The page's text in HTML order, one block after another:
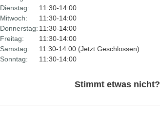
Dienstag:
11:30-14:00
Mitwoch:
11:30-14:00
Donnerstag: 11:30-14:00
Freitag:
11:30-14:00
Samstag:
11:30-14:00 (Jetzt Geschlossen)
Sonntag:
11:30-14:00
Stimmt etwas nicht?